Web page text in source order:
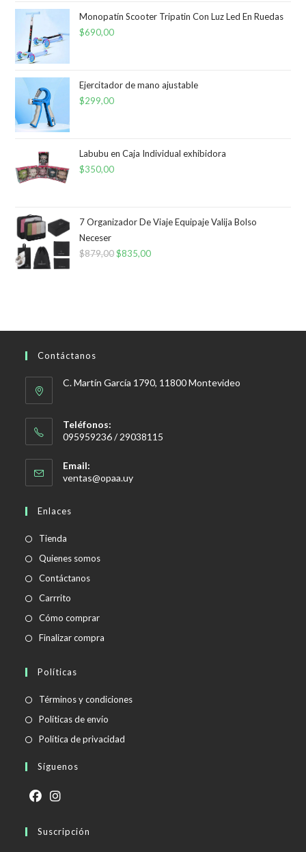
era:
es:
Monopatín Scooter Tripatin Con Luz Led En Ruedas
$690,00
Ejercitador de mano ajustable
$299,00
Labubu en Caja Individual exhibidora
$350,00
7 Organizador De Viaje Equipaje Valija Bolso
Neceser
$879,00El
$835,00El
Contáctanos
C. Martín García 1790, 11800 Montevideo
Teléfonos:
095959236 / 29038115
Email:
ventas@opaa.uySe
Enlaces
Tienda
Quienes somos
Contáctanos
Carrrito
Cómo comprar
Finalizar compra
Políticas
Términos y condicionesSe
Políticas de envío
abre
Política de privacidad
Síguenos
abre abre
Suscripción